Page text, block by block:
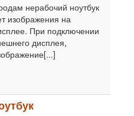
нерабочий ноутбук
изображения на
При подключении
дисплея,